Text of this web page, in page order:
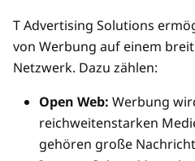
T Advertising Solutions
von Werbung auf einem
Netzwerk. Dazu zählen:
Open Web: Werbung
reichweitenstarken
gehören große